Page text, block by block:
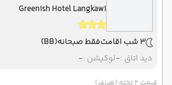
Greenish Hotel Langkawi
3 شب اقامت فقط صبحانه(BB)
دید اتاق :-لوکیشن :-